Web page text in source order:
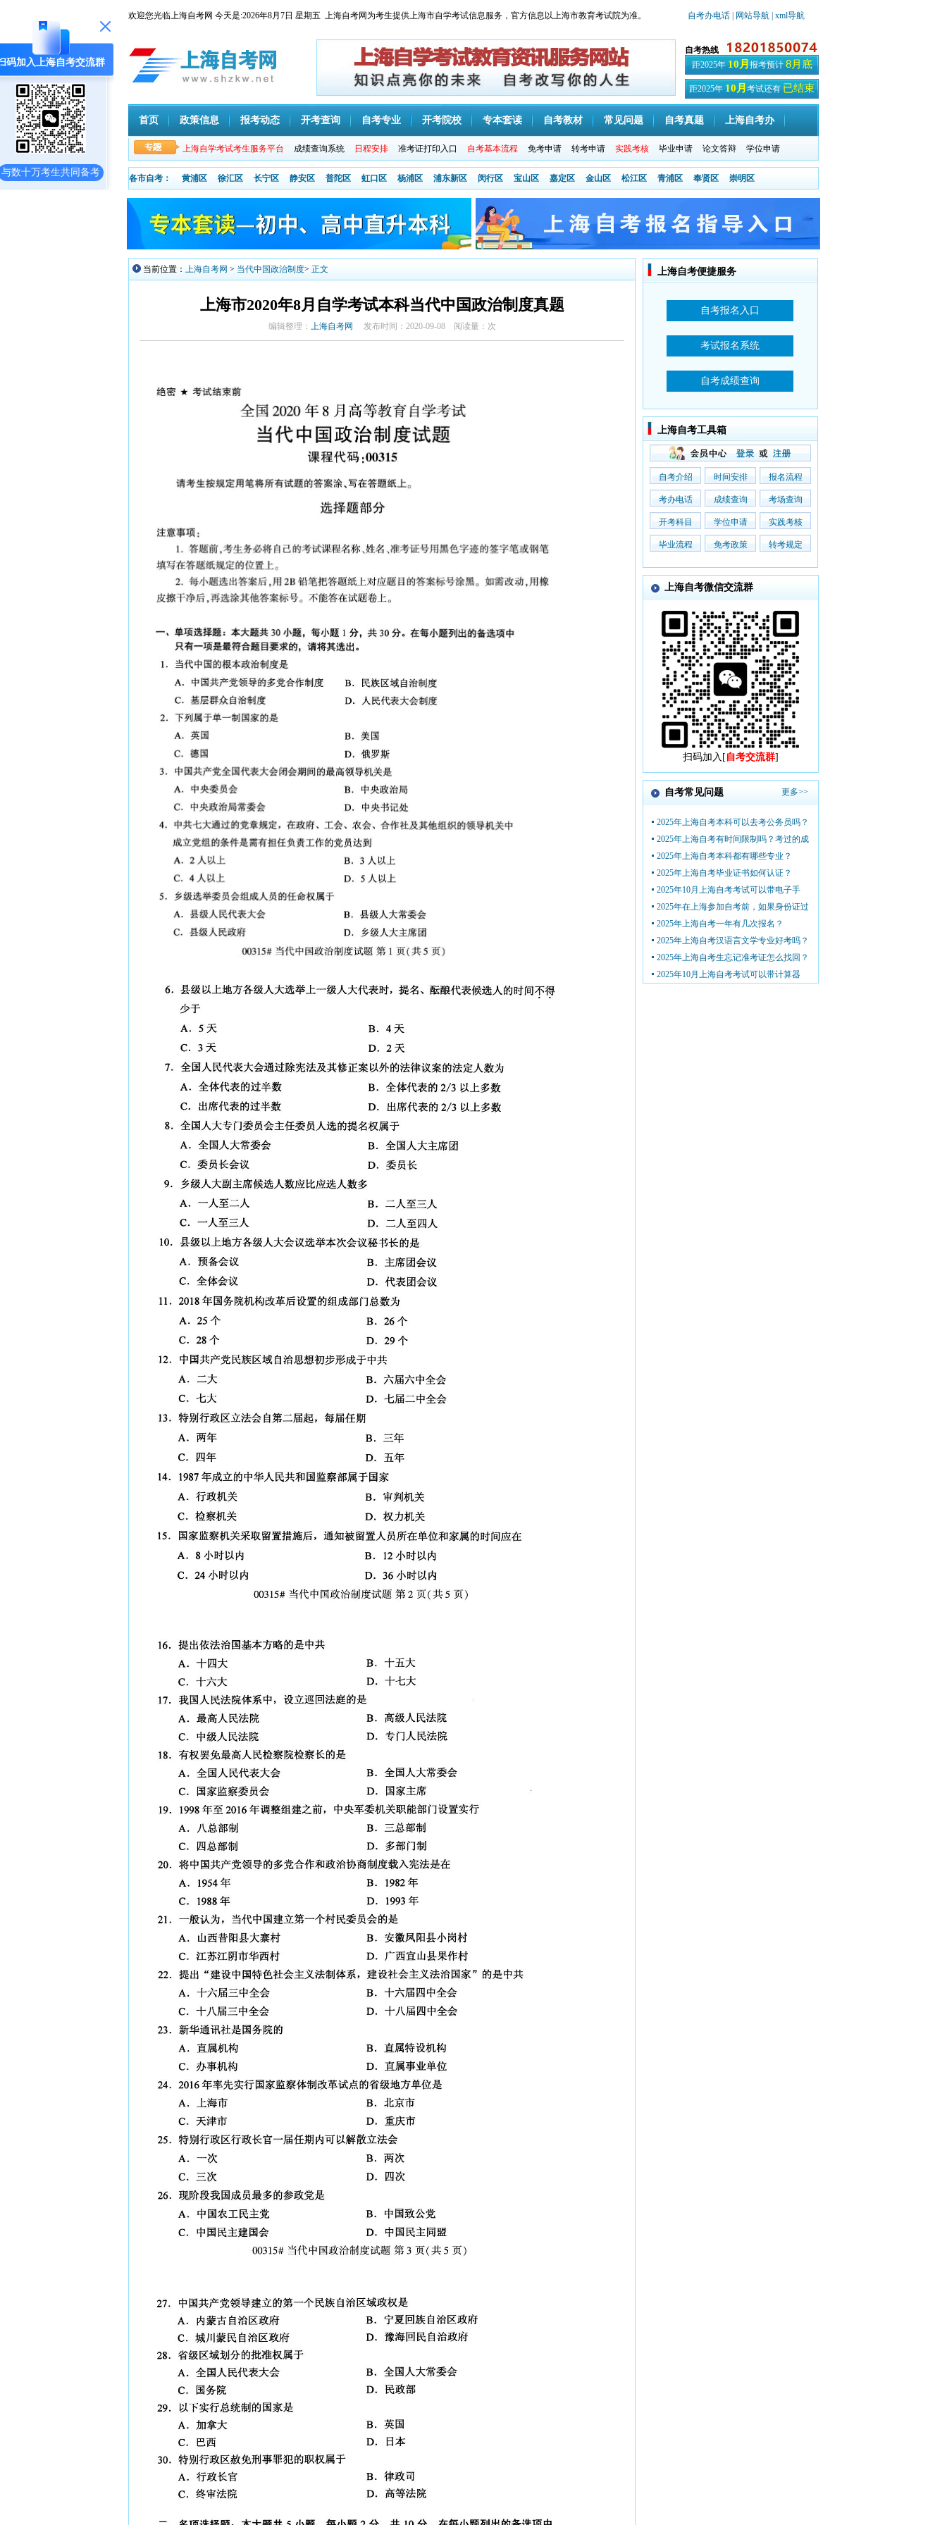
码加入上海自考交流群
与数十万考生共同备考
欢迎您光临上海自考网 今天是:2026年8月7日 星期五 上海自考网为考生提供上海市自学考试信息服务，官方信息以上海市教育考试院为准。 自考办电话 | 网站导航 | xml导航
自考热线
距2025年 10月 报考预计 8月底
距2025年 10月 考试还有 已结束
天
首页 政策信息 报考动态 开考查询 自考专业 开考院校 专本套读 自考教材 常见问题 自考真题 上海自考办
上海自学考试考生服务平台 成绩查询系统 日程安排 准考证打印入口 自考基本流程 免考申请 转考申请 实践考核 毕业申请 论文答辩 学位申请
各市自考： 黄浦区 徐汇区 长宁区 静安区 普陀区 虹口区 杨浦区 浦东新区 闵行区 宝山区 嘉定区 金山区 松江区 青浦区 奉贤区 崇明区
当前位置： 上海自考网 > 当代中国政治制度> 正文
上海市2020年8月自学考试本科当代中国政治制度真题
编辑整理： 上海自考网 发布时间：2020-09-08 阅读量： 次
上海自考便捷服务
上海自考工具箱
自考介绍 时间安排 报名流程
考办电话 成绩查询 考场查询
开考科目 学位申请 实践考核
毕业流程 免考政策 转考规定
上海自考微信交流群
扫码加入[ 自考交流群]
自考常见问题 更多>>
2025年上海自考本科可以去考公务员吗？
2025年上海自考有时间限制吗？考过的成
2025年上海自考本科都有哪些专业？
2025年上海自考毕业证书如何认证？
2025年10月上海自考考试可以带电子手
2025年在上海参加自考前，如果身份证过
2025年上海自考一年有几次报名？
2025年上海自考汉语言文学专业好考吗？
2025年上海自考生忘记准考证怎么找回？
2025年10月上海自考考试可以带计算器